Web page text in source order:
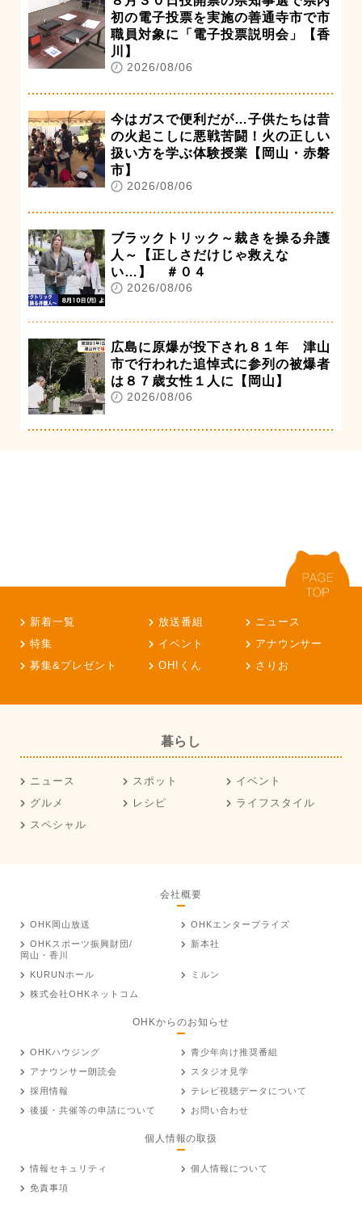
初の電子投票を実施の善通寺市で市
職員対象に「電子投票説明会」【香
川】
2026/08/06
今はガスで便利だが…子供たちは昔
の火起こしに悪戦苦闘！火の正しい
扱い方を学ぶ体験授業【岡山・赤磐
市】
2026/08/06
ブラックトリック～裁きを操る弁護
人～【正しさだけじゃ救えな
い…】 ＃０４
2026/08/06
広島に原爆が投下され８１年 津山
市で行われた追悼式に参列の被爆者
は８７歳女性１人に【岡山】
2026/08/06
新着一覧 放送番組
ニュース
特集
イベント
アナウンサー
募集&プレゼント
OH!くん さりお
暮らし
ニュース スポット
イベント
グルメ
レシピ
ライフスタイル
スペシャル
会社概要
OHK岡山放送
OHKエンタープライズ
OHKスポーツ振興財団/
岡山・香川
新本社
KURUNホール
ミルン
株式会社OHKネットコム
OHKからのお知らせ
OHKハウジング
青少年向け推奨番組
アナウンサー朗読会
スタジオ見学
採用情報
テレビ視聴データについて
後援・共催等の申請について
お問い合わせ
個人情報の取扱
情報セキュリティ
個人情報について
免責事項